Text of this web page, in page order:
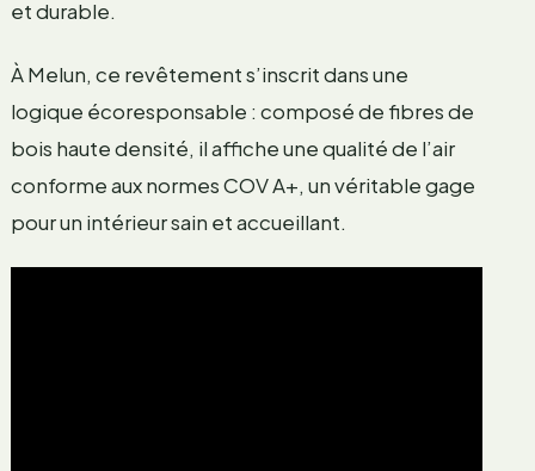
et durable.
À Melun, ce revêtement s’inscrit dans une
logique écoresponsable : composé de fibres de
bois haute densité, il affiche une qualité de l’air
conforme aux normes COV A+, un véritable gage
pour un intérieur sain et accueillant.